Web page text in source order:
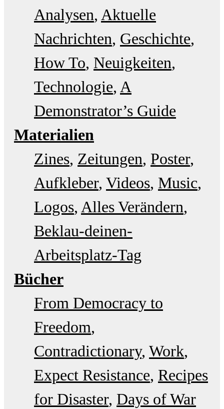
Analysen Aktuelle
Nachrichten Geschichte
How To Neuigkeiten
Technologie A
Demonstrator’s Guide
Materialien
Zines Zeitungen Poster
Aufkleber Videos Music
Logos Alles Verändern
Beklau-deinen-
Arbeitsplatz-Tag
Bücher
From Democracy to
Freedom
Contradictionary Work
Expect Resistance Recipes
for Disaster Days of War